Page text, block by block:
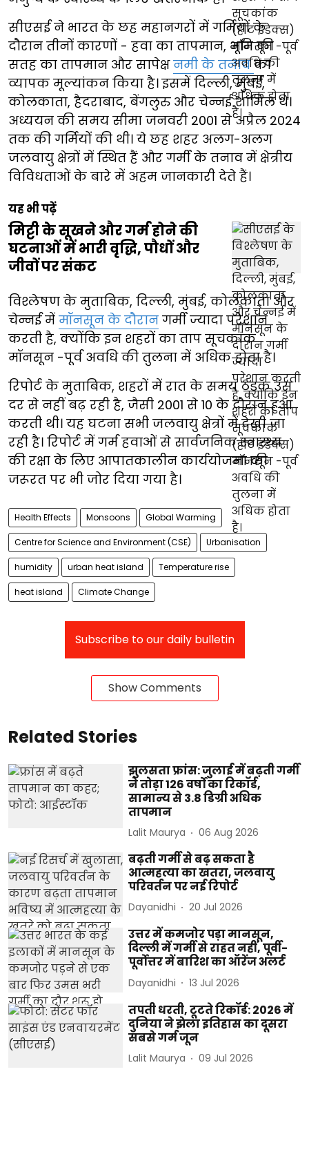
सीएसई ने भारत के छह महानगरों में गर्मियों के
दौरान तीनों कारणों - हवा का तापमान, भूमि की
सतह का तापमान और सापेक्षनमी के तनावका
व्यापक मूल्यांकन किया है। इसमें दिल्ली, मुंबई,
कोलकाता, हैदराबाद, बेंगलुरु और चेन्नई शामिल थे।
अध्ययन की समय सीमा जनवरी 2001 से अप्रैल 2024
तक की गर्मियों की थी। ये छह शहर अलग-अलग
जलवायु क्षेत्रों में स्थित हैं और गर्मी के तनाव में क्षेत्रीय
विविधताओं के बारे में अहम जानकारी देते हैं।
यह भी पढ़ें
मिट्टी के सूखने और गर्म होने की
घटनाओं में भारी वृद्धि, पौधों और
जीवों पर संकट
विश्लेषण के मुताबिक, दिल्ली, मुंबई, कोलकाता और
चेन्नई में मॉनसून के दौरान गर्मी ज्यादा परेशान
करती है, क्योंकि इन शहरों का ताप सूचकांक
मॉनसून -पूर्व अवधि की तुलना में अधिक होता है।
रिपोर्ट के मुताबिक, शहरों में रात के समय ठंडक उस
दर से नहीं बढ़ रही है, जैसी 2001 से 10 के दौरान हुआ
करती थी। यह घटना सभी जलवायु क्षेत्रों में देखी जा
रही है। रिपोर्ट में गर्म हवाओं से सार्वजनिक स्वास्थ्य
की रक्षा के लिए आपातकालीन कार्ययोजना की
जरूरत पर भी जोर दिया गया है।
Health Effects Monsoons Global Warming
Centre for Science and Environment (CSE) Urbanisation
humidity urban heat island Temperature rise
heat island Climate Change
Subscribe to our daily bulletin
Show Comments
Related Stories
झुलसता फ्रांस: जुलाई में बढ़ती गर्मी
ने तोड़ा 126 वर्षों का रिकॉर्ड,
सामान्य से 3.8 डिग्री अधिक
तापमान
Lalit Maurya 06 Aug 2026
बढ़ती गर्मी से बढ़ सकता है
आत्महत्या का खतरा, जलवायु
परिवर्तन पर नई रिपोर्ट
Dayanidhi 20 Jul 2026
उत्तर में कमजोर पड़ा मानसून,
दिल्ली में गर्मी से राहत नहीं, पूर्वी-
पूर्वोत्तर में बारिश का ऑरेंज अलर्ट
Dayanidhi 13 Jul 2026
तपती धरती, टूटते रिकॉर्ड: 2026 में
दुनिया ने झेला इतिहास का दूसरा
सबसे गर्म जून
Lalit Maurya 09 Jul 2026